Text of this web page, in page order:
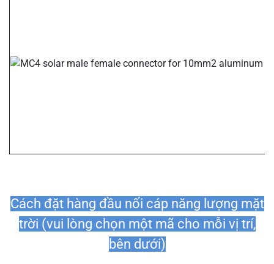
Cách đặt hàng đầu nối cáp năng lượng mặt
trời (vui lòng chọn một mã cho mỗi vị trí,
bên dưới)